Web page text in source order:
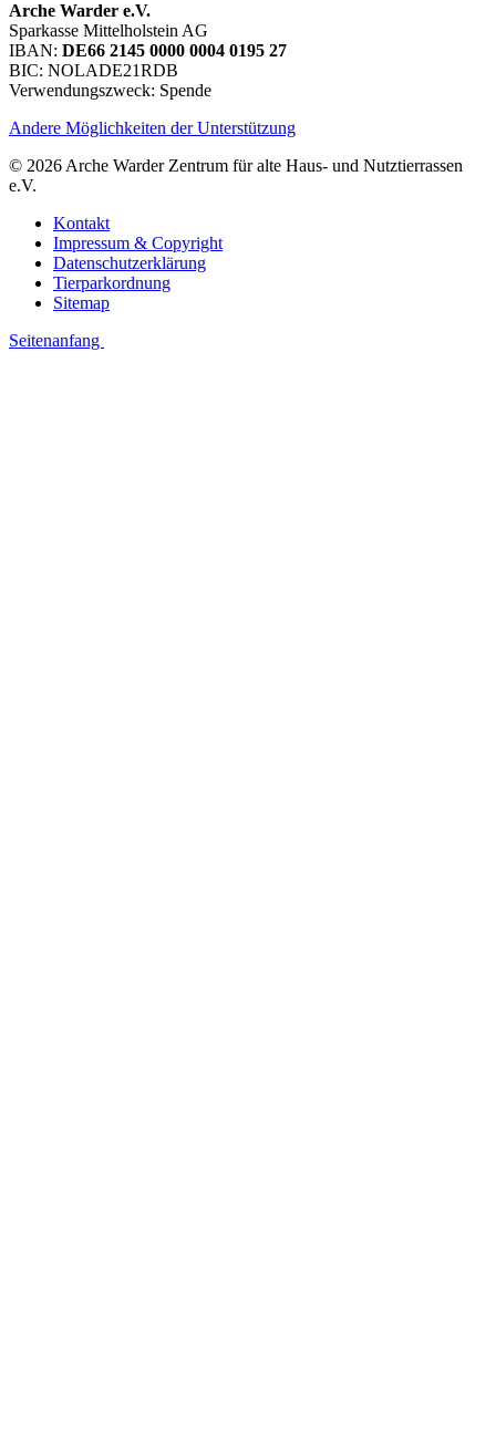
Arche Warder e.V.
Sparkasse Mittelholstein AG
IBAN: DE66 2145 0000 0004 0195 27
BIC: NOLADE21RDB
Verwendungszweck: Spende
Andere Möglichkeiten der Unterstützung
© 2026 Arche Warder Zentrum für alte Haus- und Nutztierrassen
e.V.
Kontakt
Impressum & Copyright
Datenschutzerklärung
Tierparkordnung
Sitemap
Seitenanfang